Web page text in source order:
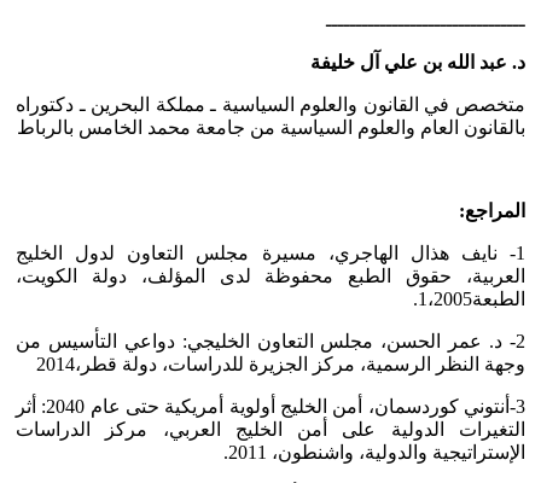
ـــــــــــــــــــــــــــــــــ
د. عبد الله بن علي آل خليفة
متخصص في القانون والعلوم السياسية ـ مملكة البحرين ـ دكتوراه
بالقانون العام والعلوم السياسية من جامعة محمد الخامس بالرباط
المراجع:
1- نايف هذال الهاجري، مسيرة مجلس التعاون لدول الخليج
العربية، حقوق الطبع محفوظة لدى المؤلف، دولة الكويت،
الطبعة1،2005.
2- د. عمر الحسن، مجلس التعاون الخليجي: دواعي التأسيس من
وجهة النظر الرسمية، مركز الجزيرة للدراسات، دولة قطر،2014
3-أنتوني كوردسمان، أمن الخليج أولوية أمريكية حتى عام 2040: أثر
التغيرات الدولية على أمن الخليج العربي، مركز الدراسات
الإستراتيجية والدولية، واشنطون، 2011.